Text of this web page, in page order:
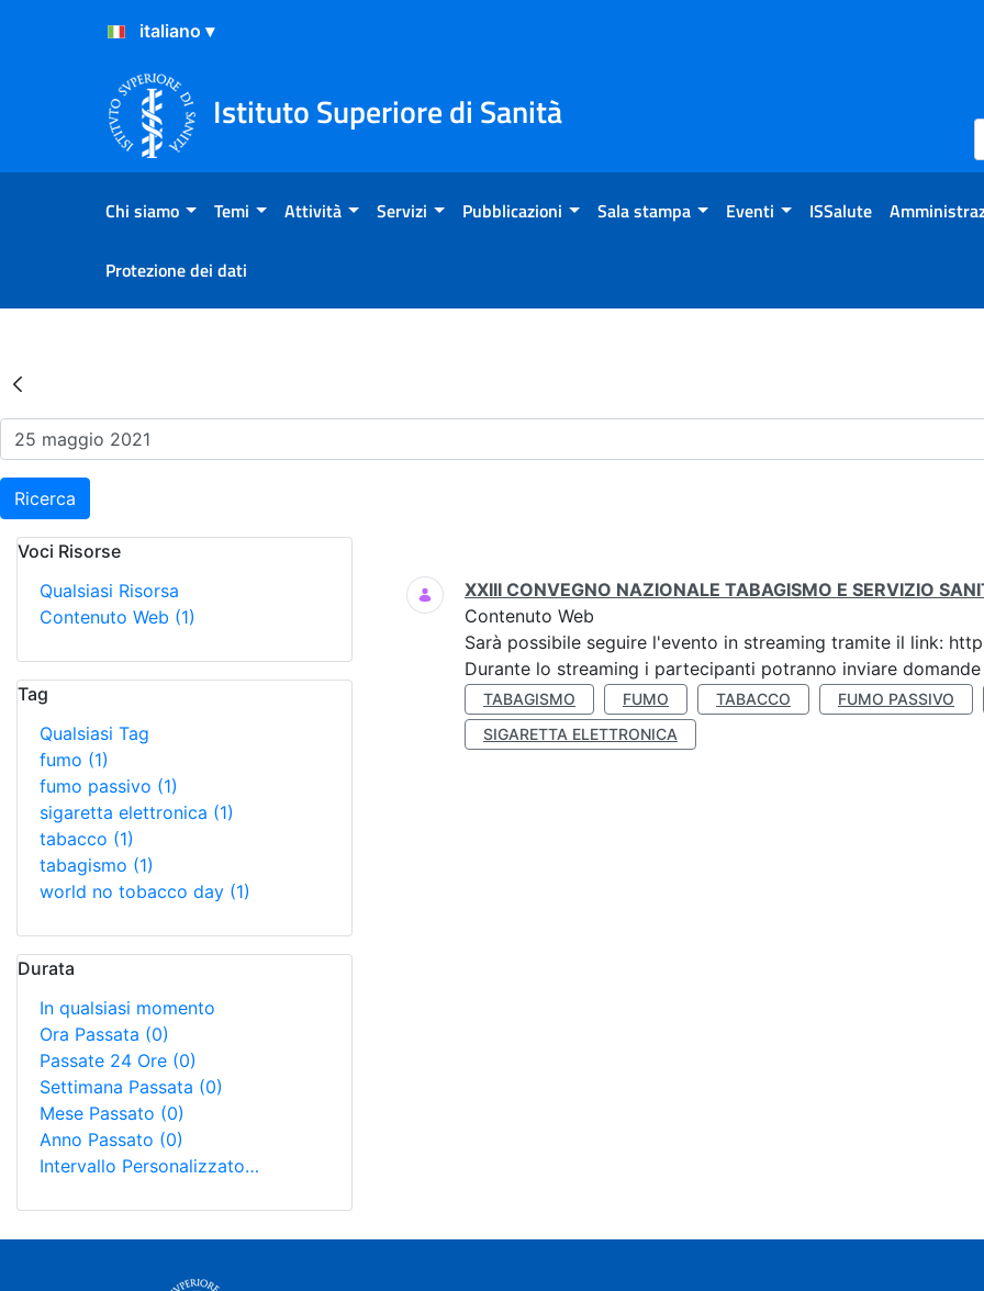
Salta al Contenuto
Salta al Footer
Istituto Superiore di Sanità
Chi siamo Temi Attività Servizi Pubblicazioni Sala stampa Eventi ISSalute
Protezione dei dati
Risultati della Ricerca - Eventi
Ricerca
Voci Risorse
Qualsiasi Risorsa
Contenuto Web (1)
Tag
Qualsiasi Tag
fumo (1)
fumo passivo (1)
sigaretta elettronica (1)
tabacco (1)
tabagismo (1)
world no tobacco day (1)
Durata
In qualsiasi momento
Ora Passata (0)
Passate 24 Ore (0)
Settimana Passata (0)
Mese Passato (0)
Anno Passato (0)
Intervallo Personalizzato…
Ricerca
XXIII CONVEGNO NAZIONALE TABAGISMO E SERVIZIO
Contenuto Web
Sarà possibile seguire l'evento in streaming tramite il link:
Durante lo streaming i partecipanti potranno inviare
TABAGISMO FUMO TABACCO
FUMO PASSIVO
SIGARETTA ELETTRONICA